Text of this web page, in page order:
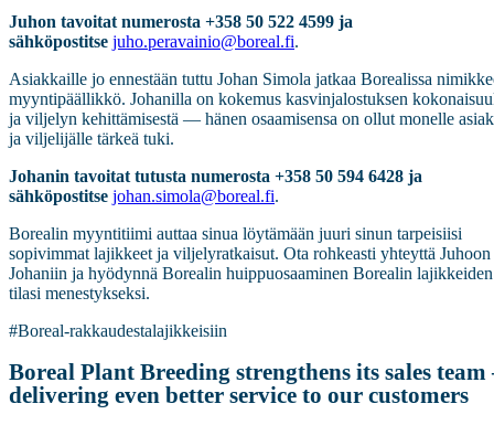
Juhon tavoitat numerosta +358 50 522 4599 ja
sähköpostitse juho.peravainio@boreal.fi.
Asiakkaille jo ennestään tuttu Johan Simola jatkaa Borealissa
myyntipäällikkö. Johanilla on kokemus kasvinjalostuksen
ja viljelyn kehittämisestä — hänen osaamisensa on ollut monelle
ja viljelijälle tärkeä tuki.
Johanin tavoitat tutusta numerosta +358 50 594 6428 ja
sähköpostitse johan.simola@boreal.fi.
Borealin myyntitiimi auttaa sinua löytämään juuri sinun tarpeisiisi
sopivimmat lajikkeet ja viljelyratkaisut. Ota rohkeasti yhteyttä Juhoon
Johaniin ja hyödynnä Borealin huippuosaaminen Borealin
tilasi menestykseksi.
#Boreal-rakkaudestalajikkeisiin
Boreal Plant Breeding strengthens its sales team
delivering even better service to our customers